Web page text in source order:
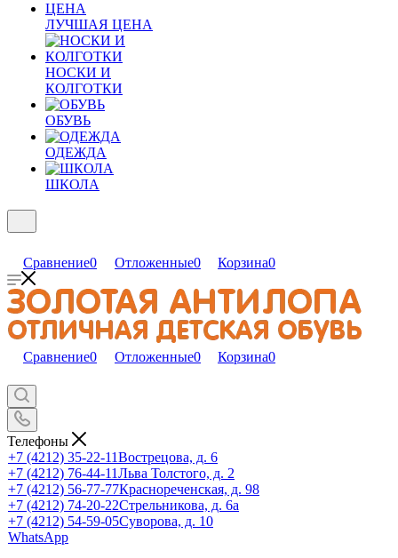
ЛУЧШАЯ ЦЕНА
НОСКИ И
КОЛГОТКИ
ОБУВЬ
ОДЕЖДА
ШКОЛА
Сравнение0 Отложенные0 Корзина0
Сравнение0 Отложенные0 Корзина0
Телефоны
+7 (4212) 35-22-11Вострецова, д. 6
+7 (4212) 76-44-11Льва Толстого, д. 2
+7 (4212) 56-77-77Краснореченская, д. 98
+7 (4212) 74-20-22Стрельникова, д. 6а
+7 (4212) 54-59-05Суворова, д. 10
WhatsApp